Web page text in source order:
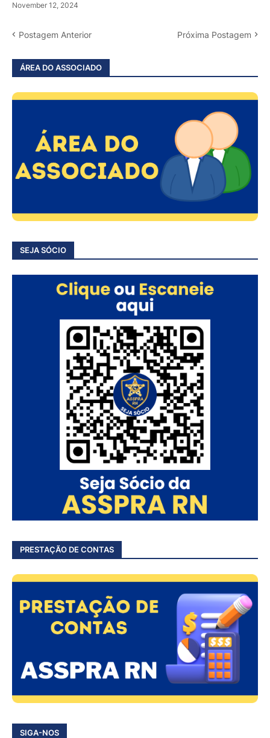
November 12, 2024
Postagem Anterior Próxima Postagem
ÁREA DO ASSOCIADO
SEJA SÓCIO
PRESTAÇÃO DE CONTAS
SIGA-NOS